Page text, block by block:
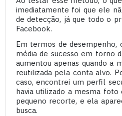
imediatamente foi que ele
de detecção, já que todo o
Facebook.
Em termos de desempenho,
média de sucesso em torno
aumentou apenas quando a
reutilizada pela conta alvo.
caso, encontrei um perfil
havia utilizado a mesma
pequeno recorte, e ela
busca.